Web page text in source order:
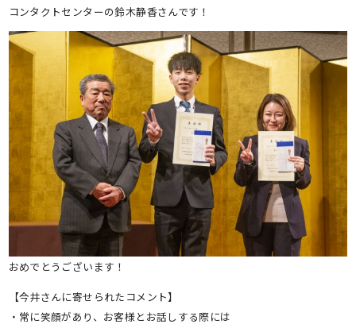
コンタクトセンターの鈴木静香さんです！
おめでとうございます！
【今井さんに寄せられたコメント】
・常に笑顔があり、お客様とお話しする際には